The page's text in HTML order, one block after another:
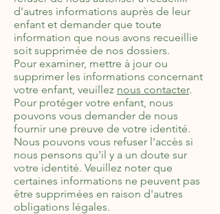
d'autres informations auprès de leur
enfant et demander que toute
information que nous avons recueillie
soit supprimée de nos dossiers.
Pour examiner, mettre à jour ou
supprimer les informations concernant
votre enfant, veuillez nous contacter.
Pour protéger votre enfant, nous
pouvons vous demander de nous
fournir une preuve de votre identité.
Nous pouvons vous refuser l'accès si
nous pensons qu'il y a un doute sur
votre identité. Veuillez noter que
certaines informations ne peuvent pas
être supprimées en raison d'autres
obligations légales.